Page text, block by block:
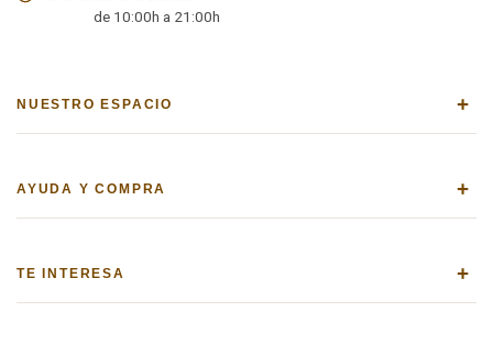
de 10:00h a 21:00h
NUESTRO ESPACIO +
AYUDA Y COMPRA +
TE INTERESA +